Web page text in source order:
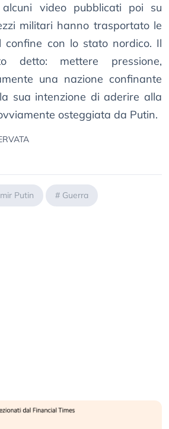
video pubblicati poi su
militari hanno trasportato le
confine con lo stato nordico. Il
detto: mettere pressione,
una nazione confinante
sua intenzione di aderire alla
osteggiata da Putin.
Putin # Guerra